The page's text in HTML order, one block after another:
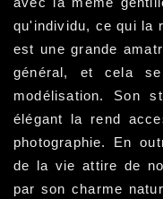
qu'individu, ce qui la
est une grande
général, et cela
modélisation. Son
élégant la rend
photographie. En
de la vie attire de
par son charme